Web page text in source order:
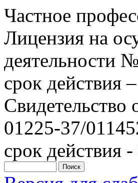
Частное
Лицензия на
деятельности
срок действия
01225-37/
срок действия